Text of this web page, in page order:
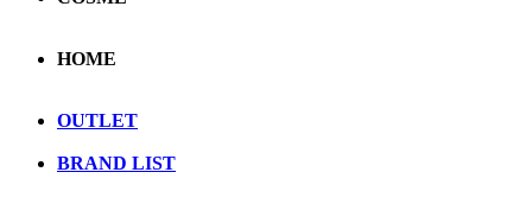
HOME
OUTLET
BRAND LIST